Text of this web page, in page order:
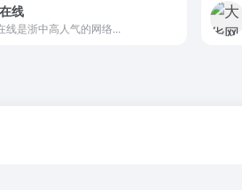
线
线是浙中高人气的网络...